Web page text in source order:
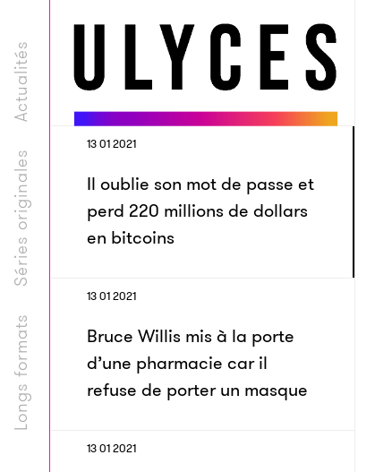
Longs formats
Séries originales
Actualités
13 01 2021
Il oublie son mot de passe et
perd 220 millions de dollars
en bitcoins
13 01 2021
Bruce Willis mis à la porte
d’une pharmacie car il
refuse de porter un masque
13 01 2021